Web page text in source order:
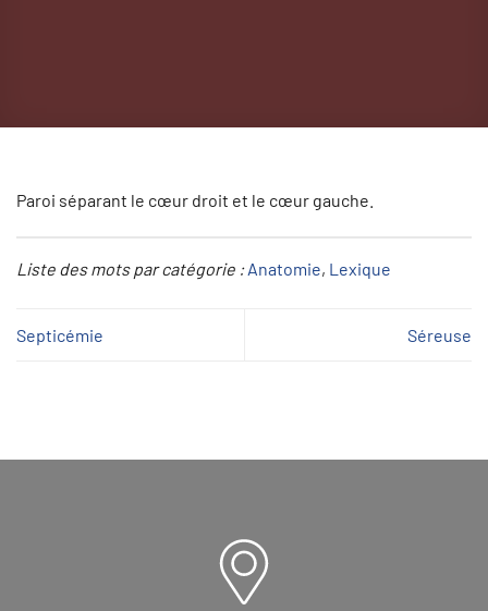
Paroi séparant le cœur droit et le cœur gauche.
Liste des mots par catégorie :Anatomie, Lexique
Septicémie Séreuse